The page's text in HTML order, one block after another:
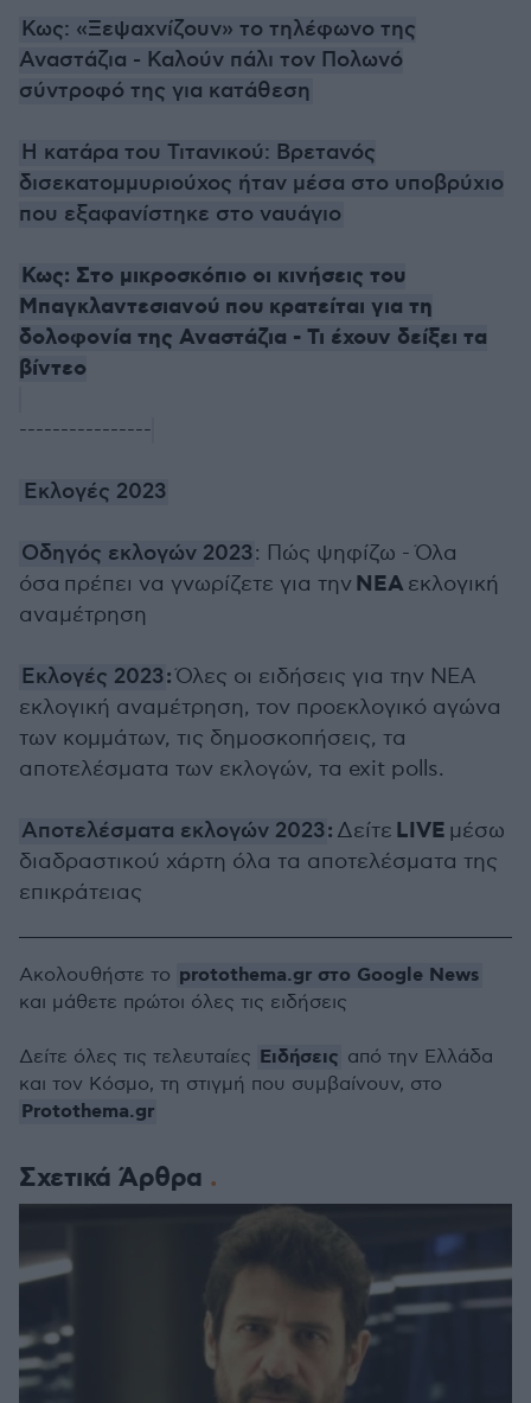
Κως: «Ξεψαχνίζουν» το τηλέφωνο της
Αναστάζια - Καλούν πάλι τον Πολωνό
σύντροφό της για κατάθεση
Η κατάρα του Τιτανικού: Βρετανός
δισεκατομμυριούχος ήταν μέσα στο υποβρύχιο
που εξαφανίστηκε στο ναυάγιο
Κως: Στο μικροσκόπιο οι κινήσεις του
Μπαγκλαντεσιανού που κρατείται για τη
δολοφονία της Αναστάζια - Τι έχουν δείξει τα
βίντεο
----------------
Εκλογές 2023
Οδηγός εκλογών 2023: Πώς ψηφίζω - Όλα
όσα πρέπει να γνωρίζετε για την ΝΕΑεκλογική
αναμέτρηση
Εκλογές 2023:Όλες οι ειδήσεις για την ΝΕΑ
εκλογική αναμέτρηση, τον προεκλογικό αγώνα
των κομμάτων, τις δημοσκοπήσεις, τα
αποτελέσματα των εκλογών, τα exit polls.
Αποτελέσματα εκλογών 2023: Δείτε LIVE μέσω
διαδραστικού χάρτη όλα τα αποτελέσματα της
επικράτειας
Σχετικά Άρθρα
Ακολουθήστε το protothema.gr στο Google News
και μάθετε πρώτοι όλες τις ειδήσεις
Δείτε όλες τις τελευταίες Ειδήσεις από την Ελλάδα
και τον Κόσμο, τη στιγμή που συμβαίνουν, στο
Protothema.gr